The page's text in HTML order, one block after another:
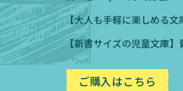
【大人も手軽に楽しめる文
【新書サイズの児童文庫】
ご購入はこちら